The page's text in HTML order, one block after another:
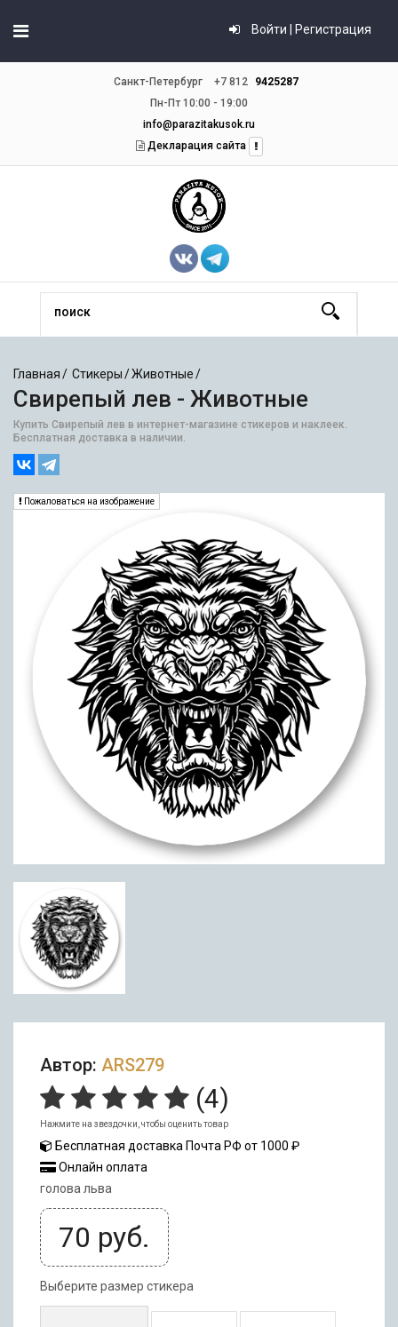
Войти | Регистрация
Санкт-Петербург +7 812
9425287
Пн-Пт 10:00 - 19:00
info@parazitakusok.ru
Декларация сайта
Главная Стикеры Животные
Свирепый лев - Животные
Купить Свирепый лев в интернет-магазине стикеров и наклеек.
Бесплатная доставка в наличии.
Пожаловаться на изображение
Автор: ARS279
(4)
Нажмите на звездочки, чтобы оценить товар
Бесплатная доставка Почта РФ от 1000 ₽
Онлайн оплата
голова льва
70 руб.
Выберите размер стикера